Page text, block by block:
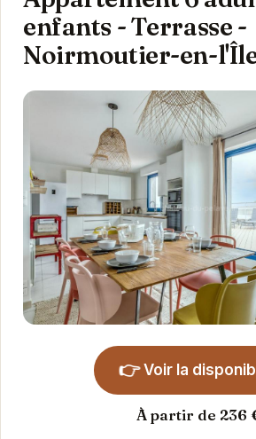
enfants - Terrasse -
Noirmoutier-en-
👉 Voir la
À partir de 236